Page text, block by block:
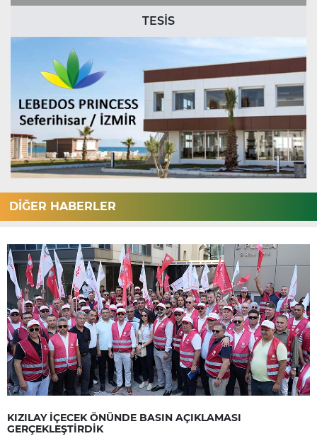
TESİS
DİĞER HABERLER
KIZILAY İÇECEK ÖNÜNDE BASIN AÇIKLAMASI
GERÇEKLEŞTİRDİK